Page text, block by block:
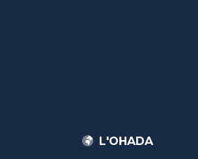
L'OHADA